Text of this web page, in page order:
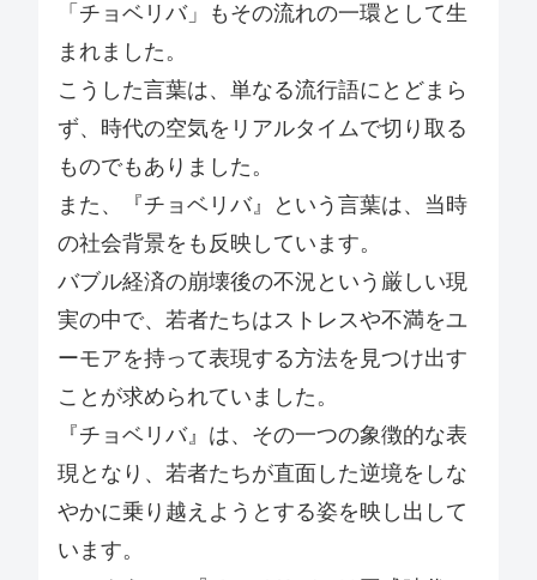
「チョベリバ」もその流れの一環として生
まれました。
こうした言葉は、単なる流行語にとどまら
ず、時代の空気をリアルタイムで切り取る
ものでもありました。
また、『チョベリバ』という言葉は、当時
の社会背景をも反映しています。
バブル経済の崩壊後の不況という厳しい現
実の中で、若者たちはストレスや不満をユ
ーモアを持って表現する方法を見つけ出す
ことが求められていました。
『チョベリバ』は、その一つの象徴的な表
現となり、若者たちが直面した逆境をしな
やかに乗り越えようとする姿を映し出して
います。